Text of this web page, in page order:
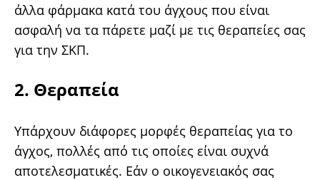
άλλα φάρμακα κατά του άγχους που είναι
ασφαλή να τα πάρετε μαζί με τις θεραπείες σας
για την ΣΚΠ.
2. Θεραπεία
Υπάρχουν διάφορες μορφές θεραπείας για το
άγχος, πολλές από τις οποίες είναι συχνά
αποτελεσματικές. Εάν ο οικογενειακός σας